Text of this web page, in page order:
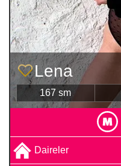
Lena
167 sm
Daireler